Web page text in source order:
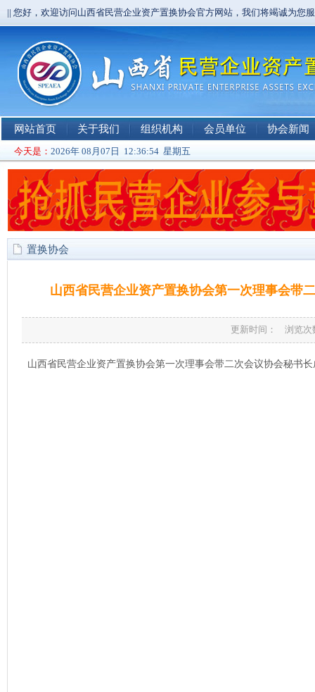
|| 您好，欢迎访问山西省民营企业资产置换协会官方网站，我们将竭诚为您
网站首页 关于我们 组织机构 会员单位 协会新闻
今天是： 2026年 08月07日 12:36:55 星期五
置换协会
山西省民营企业资产置换协会第一次理事会带
更新时间： 浏览次
山西省民营企业资产置换协会第一次理事会带二次会议协会秘书